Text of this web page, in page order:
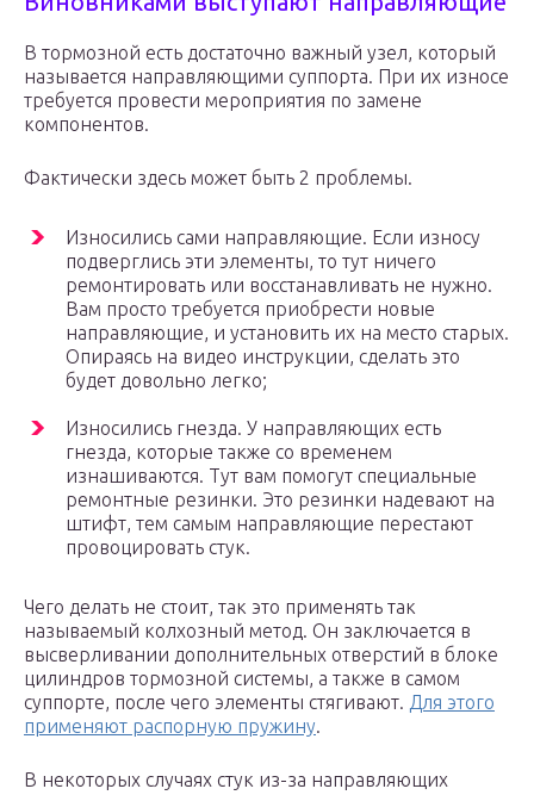
В тормозной есть достаточно важный узел, который
называется направляющими суппорта. При их износе
требуется провести мероприятия по замене
компонентов.
Фактически здесь может быть 2 проблемы.
Износились сами направляющие. Если износу
подверглись эти элементы, то тут ничего
ремонтировать или восстанавливать не нужно.
Вам просто требуется приобрести новые
направляющие, и установить их на место старых.
Опираясь на видео инструкции, сделать это
будет довольно легко;
Износились гнезда. У направляющих есть
гнезда, которые также со временем
изнашиваются. Тут вам помогут специальные
ремонтные резинки. Это резинки надевают на
штифт, тем самым направляющие перестают
провоцировать стук.
Чего делать не стоит, так это применять так
называемый колхозный метод. Он заключается в
высверливании дополнительных отверстий в блоке
цилиндров тормозной системы, а также в самом
суппорте, после чего элементы стягивают. Для этого
применяют распорную пружину.
В некоторых случаях стук из-за направляющих